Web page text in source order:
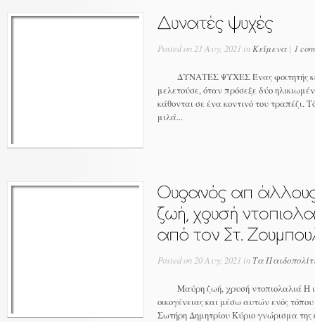
Posted on 21 Αυγ, 2021 in Κείμενα | 1
ΔΥΝΑΤΕΣ ΨΥΧΕΣ Ένας φοιτητής
μελετούσε, όταν πρόσεξε δύο
κάθονται σε ένα κοντινό του τραπέζι.
μιλά...
Posted on 20 Αυγ, 2021 in Τα
Μαύρη ζωή, χρυσή ντοπιολαλιά Η
οικογένειας και μέσω αυτών ενός
Σωτήρη Δημητρίου Kύριο γνώρισμα της